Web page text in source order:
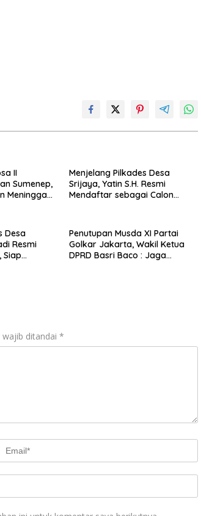
II
Sumenep,
Meninggal
Menjelang Pilkades Desa
Srijaya, Yatin S.H. Resmi
Mendaftar sebagai Calon
Desa
Resmi
Siap
Penutupan Musda XI Partai
Golkar Jakarta, Wakil Ketua
DPRD Basri Baco : Jaga
wajib ditandai *